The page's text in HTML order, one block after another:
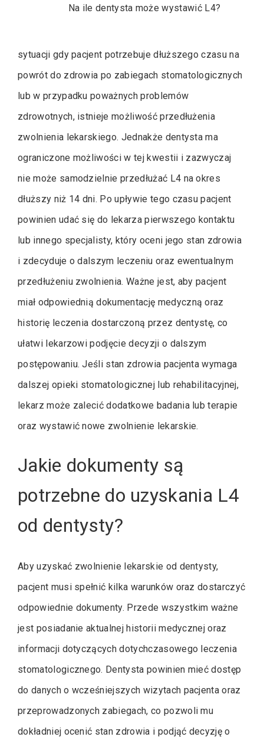
Na ile dentysta może wystawić L4?
sytuacji gdy pacjent potrzebuje dłuższego czasu na
powrót do zdrowia po zabiegach stomatologicznych
lub w przypadku poważnych problemów
zdrowotnych, istnieje możliwość przedłużenia
zwolnienia lekarskiego. Jednakże dentysta ma
ograniczone możliwości w tej kwestii i zazwyczaj
nie może samodzielnie przedłużać L4 na okres
dłuższy niż 14 dni. Po upływie tego czasu pacjent
powinien udać się do lekarza pierwszego kontaktu
lub innego specjalisty, który oceni jego stan zdrowia
i zdecyduje o dalszym leczeniu oraz ewentualnym
przedłużeniu zwolnienia. Ważne jest, aby pacjent
miał odpowiednią dokumentację medyczną oraz
historię leczenia dostarczoną przez dentystę, co
ułatwi lekarzowi podjęcie decyzji o dalszym
postępowaniu. Jeśli stan zdrowia pacjenta wymaga
dalszej opieki stomatologicznej lub rehabilitacyjnej,
lekarz może zalecić dodatkowe badania lub terapie
oraz wystawić nowe zwolnienie lekarskie.
Jakie dokumenty są
potrzebne do uzyskania L4
od dentysty?
Aby uzyskać zwolnienie lekarskie od dentysty,
pacjent musi spełnić kilka warunków oraz dostarczyć
odpowiednie dokumenty. Przede wszystkim ważne
jest posiadanie aktualnej historii medycznej oraz
informacji dotyczących dotychczasowego leczenia
stomatologicznego. Dentysta powinien mieć dostęp
do danych o wcześniejszych wizytach pacjenta oraz
przeprowadzonych zabiegach, co pozwoli mu
dokładniej ocenić stan zdrowia i podjąć decyzję o